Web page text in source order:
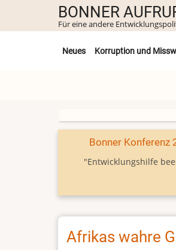
Inhalt
BONNER
Für eine andere
Untermenü
Neues Korruption und
Bonner Konferenz
"Entwicklungshilfe
Afrikas wahre